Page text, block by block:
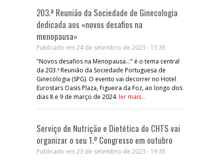
203.ª Reunião da Sociedade de Ginecologia
dedicada aos «novos desafios na
menopausa»
Publicado em 24 de setembro de 2023 - 13:35
"Novos desafios na Menopausa..:" é o tema central
da 203.ª Reunião da Sociedade Portuguesa de
Ginecologia (SPG). O evento vai decorrer no Hotel
Eurostars Oasis Plaza, Figueira da Foz, ao longo dos
dias 8 e 9 de março de 2024. ler mais...
Serviço de Nutrição e Dietética do CHTS vai
organizar o seu 1.º Congresso em outubro
Publicado em 23 de setembro de 2023 - 19:35